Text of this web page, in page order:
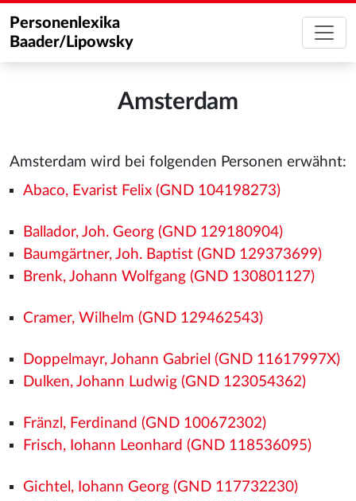
Personenlexika
Baader/Lipowsky
Amsterdam
Amsterdam wird bei folgenden Personen erwähnt:
Abaco, Evarist Felix (GND 104198273)
Ballador, Joh. Georg (GND 129180904)
Baumgärtner, Joh. Baptist (GND 129373699)
Brenk, Johann Wolfgang (GND 130801127)
Cramer, Wilhelm (GND 129462543)
Doppelmayr, Johann Gabriel (GND 11617997X)
Dulken, Johann Ludwig (GND 123054362)
Fränzl, Ferdinand (GND 100672302)
Frisch, Iohann Leonhard (GND 118536095)
Gichtel, Iohann Georg (GND 117732230)